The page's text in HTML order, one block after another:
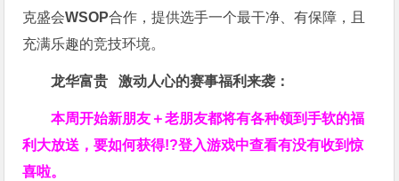
克盛会WSOP合作，提供选手一个最干净、有保障，且
充满乐趣的竞技环境。
龙华富贵 激动人心的赛事福利来袭：
本周开始新朋友＋老朋友都将有各种领到手软的福
利大放送，要如何获得!?登入游戏中查看有没有收到惊
喜啦。